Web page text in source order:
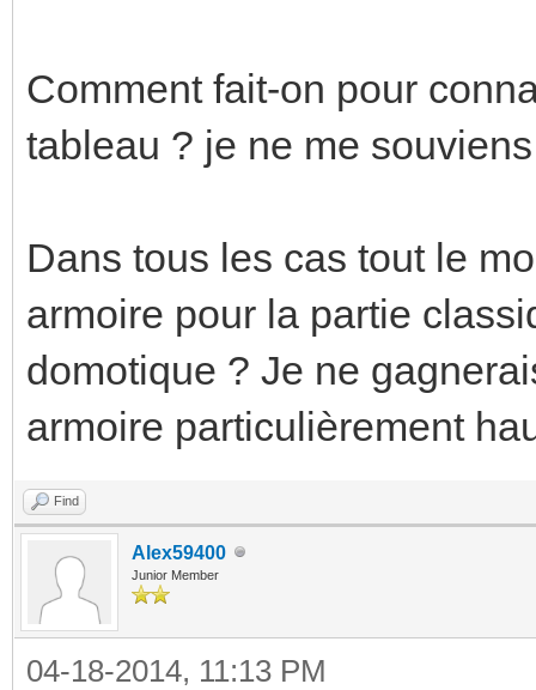
Comment fait-on pour
tableau ? je ne me
Dans tous les cas tout le
armoire pour la partie
domotique ? Je ne
armoire particulièrement
Find
Alex59400
Junior Member
04-18-2014, 11:13 PM